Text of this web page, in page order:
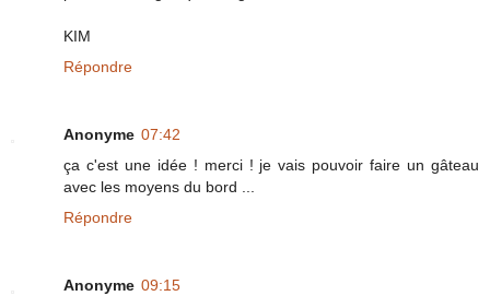
KIM
Répondre
Anonyme 07:42
ça c'est une idée ! merci ! je vais pouvoir faire un gâteau
avec les moyens du bord ...
Répondre
Anonyme 09:15